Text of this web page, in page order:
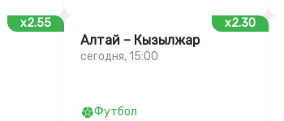
x2.55 x2.30
Алтай – Кызылжар
сегодня, 15:00
Футбол